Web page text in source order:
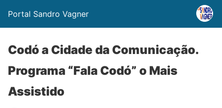
Portal Sandro Vagner
Codó a Cidade da Comunicação.
Programa “Fala Codó” o Mais
Assistido